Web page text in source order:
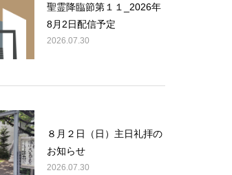
聖霊降臨節第１１_2026年
8月2日配信予定
2026.07.30
８月２日（日）主日礼拝の
お知らせ
2026.07.30